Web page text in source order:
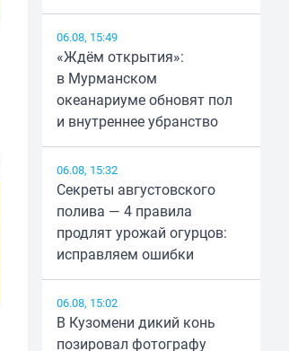
06.08, 15:49
«Ждём открытия»:
в Мурманском
океанариуме обновят пол
и внутреннее убранство
06.08, 15:32
Секреты августовского
полива — 4 правила
продлят урожай огурцов:
исправляем ошибки
06.08, 15:02
В Кузомени дикий конь
позировал фотографу